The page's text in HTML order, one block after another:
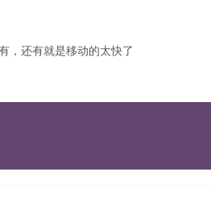
，还有就是移动的太快了